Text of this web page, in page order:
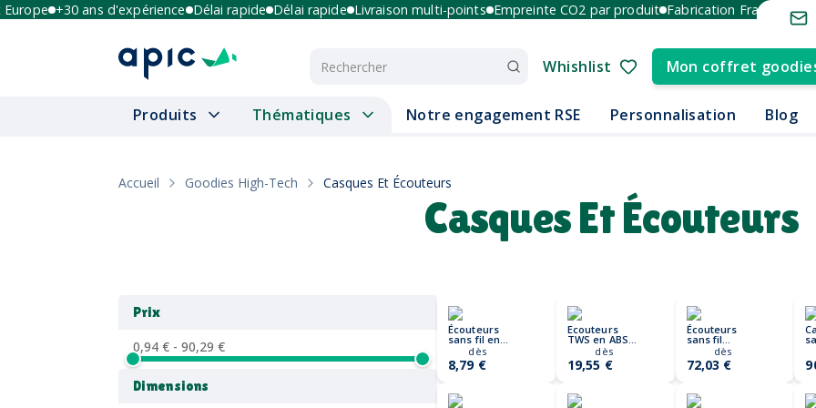
+30 ans d'expérience Délai rapide Délai rapide Livraison multi-points Empreinte CO2 par produit Fabrication France et
Whishlist Mon coffret
Produits Thématiques Notre engagement RSE Personnalisation Blog
Accueil Goodies High-Tech Casques Et Écouteurs
Casques Et Écouteurs
Prix
0,94 € - 90,29 €
Dimensions
Écouteurs
sans fil en
plastique
recyclé RCS
Tunevo
dès
8,79 €
Ecouteurs
TWS en ABS
recyclé
SILENCIO
dès
19,55 €
Écouteurs
sans fil
réparables en
plastique RCS
Lakewood
dès
72,03 €